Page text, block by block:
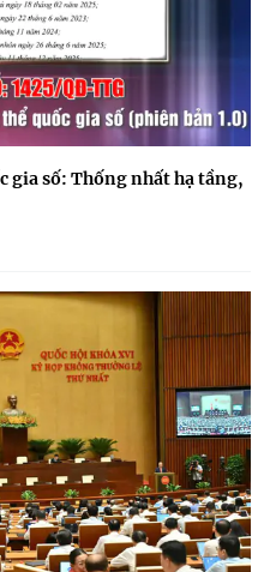
gia số: Thống nhất hạ tầng,